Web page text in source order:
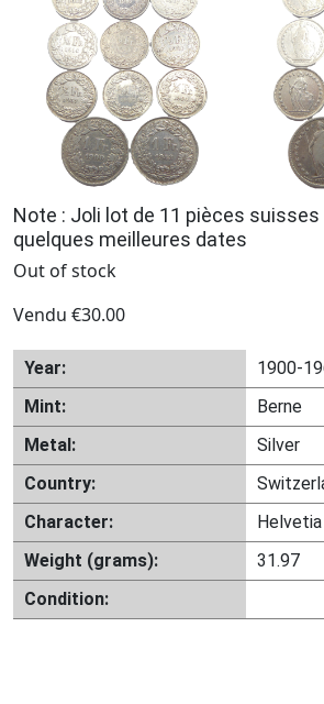
Note : Joli lot de 11 pièces suisses
quelques meilleures dates
Out of stock
Vendu €30.00
Year:
1900-
Mint:
Berne
Metal:
Silver
Country:
Character:
Helvetia
Weight (grams):
31.97
Condition: